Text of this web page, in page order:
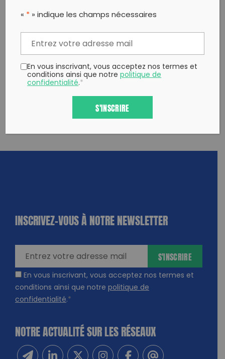
INSCRIVEZ-VOUS À NOTRE NEWSLETTER
En vous inscrivant, vous acceptez nos termes et
conditions ainsi que notre politique de
confidentialité.*
S'INSCRIRE
NOTRE ACTUALITÉ SUR LES RÉSEAUX
« * » indique les champs nécessaires
En vous inscrivant, vous acceptez nos termes et
conditions ainsi que notrepolitique de
confidentialité.*
S'INSCRIRE